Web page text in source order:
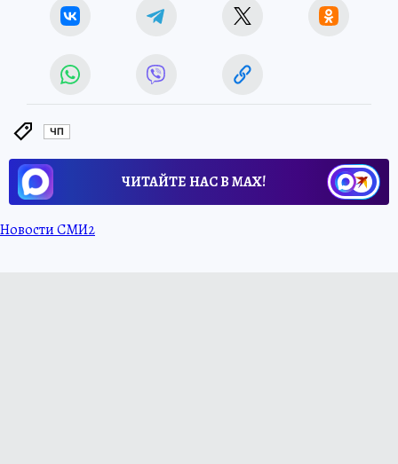
ЧП
ЧИТАЙТЕ НАС В МАХ!
Новости СМИ2